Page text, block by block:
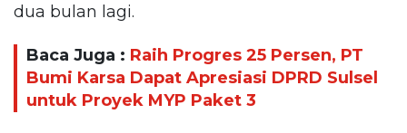
dua bulan lagi.
Baca Juga : Raih Progres 25 Persen, PT
Bumi Karsa Dapat Apresiasi DPRD Sulsel
untuk Proyek MYP Paket 3